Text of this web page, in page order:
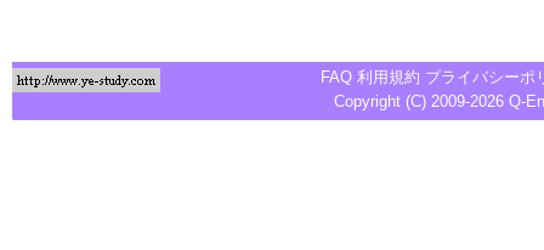
FAQ 利用規約 プライバシーポ
Copyright (C) 2009-2026 Q-